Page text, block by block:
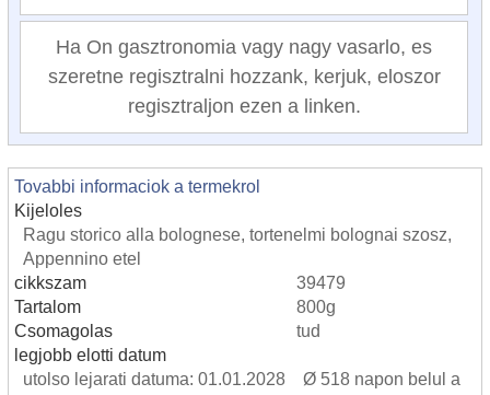
Ha On gasztronomia vagy nagy vasarlo, es
szeretne regisztralni hozzank, kerjuk, eloszor
regisztraljon ezen a linken.
Tovabbi informaciok a termekrol
Kijeloles
Ragu storico alla bolognese, tortenelmi bolognai szosz,
Appennino etel
cikkszam
39479
Tartalom
800g
Csomagolas
tud
legjobb elotti datum
utolso lejarati datuma: 01.01.2028 Ø 518 napon belul a